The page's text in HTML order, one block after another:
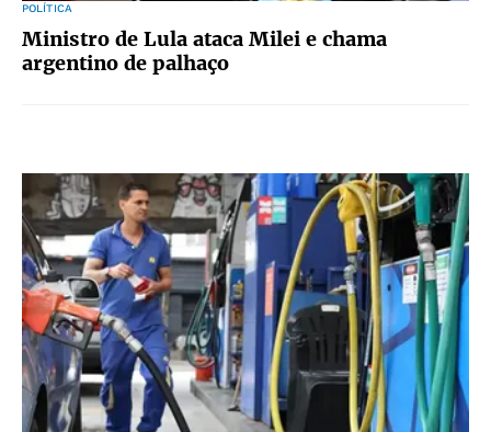
POLÍTICA
Ministro de Lula ataca Milei e chama
argentino de palhaço